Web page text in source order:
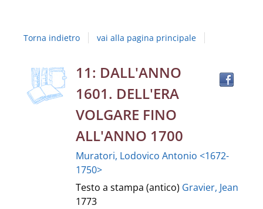
Campania
Vanvitelli"
Torna indietro vai alla pagina principale
Dettaglio
del
documento
copertina
11: DALL'ANNO
1601. DELL'ERA
VOLGARE FINO
ALL'ANNO 1700
Muratori, Lodovico Antonio <1672-
1750>
Testo a stampa (antico) Gravier, Jean
1773